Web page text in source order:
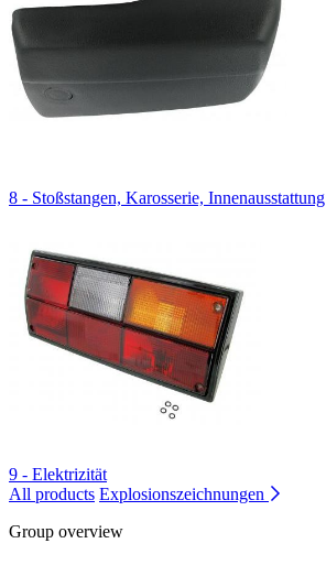
8 - Stoßstangen, Karosserie, Innenausstattung
9 - Elektrizität
All products Explosionszeichnungen
Group overview